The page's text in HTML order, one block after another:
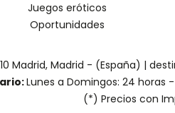
Juegos eróticos
Oportunidades
Madrid, Madrid - (España) |
Lunes a Domingos: 24 horas
(*) Precios con